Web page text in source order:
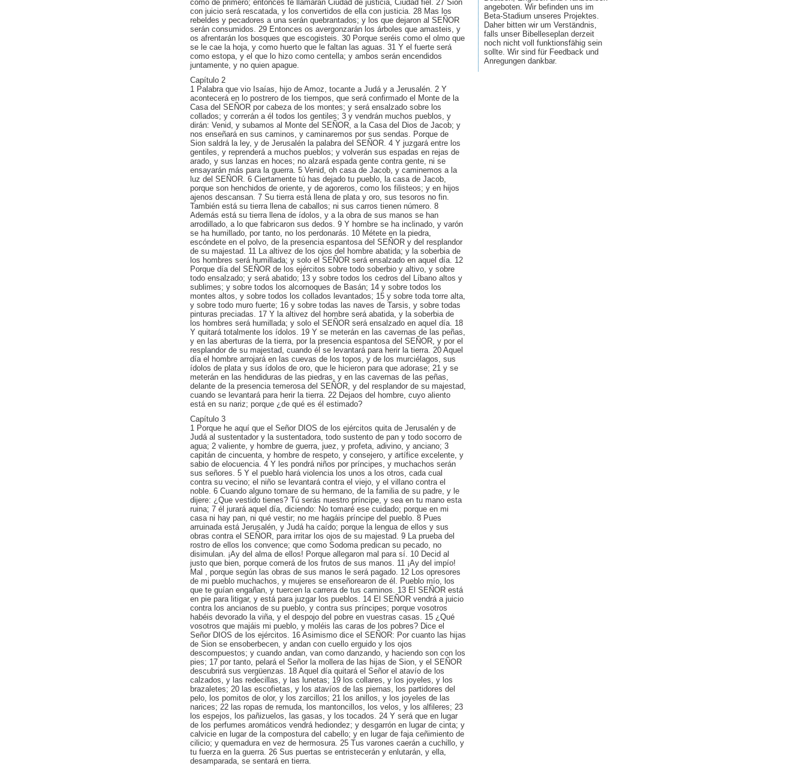
como de primero; entonces te llamarán Ciudad de justicia, Ciudad fiel. 27 Sion
con juicio será rescatada, y los convertidos de ella con justicia. 28 Mas los
rebeldes y pecadores a una serán quebrantados; y los que dejaron al SEÑOR
serán consumidos. 29 Entonces os avergonzarán los árboles que amasteis, y
os afrentarán los bosques que escogisteis. 30 Porque seréis como el olmo que
se le cae la hoja, y como huerto que le faltan las aguas. 31 Y el fuerte será
como estopa, y el que lo hizo como centella; y ambos serán encendidos
juntamente, y no quien apague.
Capítulo 2
1 Palabra que vio Isaías, hijo de Amoz, tocante a Judá y a Jerusalén. 2 Y
acontecerá en lo postrero de los tiempos, que será confirmado el Monte de la
Casa del SEÑOR por cabeza de los montes; y será ensalzado sobre los
collados; y correrán a él todos los gentiles; 3 y vendrán muchos pueblos, y
dirán: Venid, y subamos al Monte del SEÑOR, a la Casa del Dios de Jacob; y
nos enseñará en sus caminos, y caminaremos por sus sendas. Porque de
Sion saldrá la ley, y de Jerusalén la palabra del SEÑOR. 4 Y juzgará entre los
gentiles, y reprenderá a muchos pueblos; y volverán sus espadas en rejas de
arado, y sus lanzas en hoces; no alzará espada gente contra gente, ni se
ensayarán más para la guerra. 5 Venid, oh casa de Jacob, y caminemos a la
luz del SEÑOR. 6 Ciertamente tú has dejado tu pueblo, la casa de Jacob,
porque son henchidos de oriente, y de agoreros, como los filisteos; y en hijos
ajenos descansan. 7 Su tierra está llena de plata y oro, sus tesoros no fin.
También está su tierra llena de caballos; ni sus carros tienen número. 8
Además está su tierra llena de ídolos, y a la obra de sus manos se han
arrodillado, a lo que fabricaron sus dedos. 9 Y hombre se ha inclinado, y varón
se ha humillado, por tanto, no los perdonarás. 10 Métete en la piedra,
escóndete en el polvo, de la presencia espantosa del SEÑOR y del resplandor
de su majestad. 11 La altivez de los ojos del hombre abatida; y la soberbia de
los hombres será humillada; y solo el SEÑOR será ensalzado en aquel día. 12
Porque día del SEÑOR de los ejércitos sobre todo soberbio y altivo, y sobre
todo ensalzado; y será abatido; 13 y sobre todos los cedros del Líbano altos y
sublimes; y sobre todos los alcornoques de Basán; 14 y sobre todos los
montes altos, y sobre todos los collados levantados; 15 y sobre toda torre alta,
y sobre todo muro fuerte; 16 y sobre todas las naves de Tarsis, y sobre todas
pinturas preciadas. 17 Y la altivez del hombre será abatida, y la soberbia de
los hombres será humillada; y solo el SEÑOR será ensalzado en aquel día. 18
Y quitará totalmente los ídolos. 19 Y se meterán en las cavernas de las peñas,
y en las aberturas de la tierra, por la presencia espantosa del SEÑOR, y por el
resplandor de su majestad, cuando él se levantará para herir la tierra. 20 Aquel
día el hombre arrojará en las cuevas de los topos, y de los murciélagos, sus
ídolos de plata y sus ídolos de oro, que le hicieron para que adorase; 21 y se
meterán en las hendiduras de las piedras, y en las cavernas de las peñas,
delante de la presencia temerosa del SEÑOR, y del resplandor de su majestad,
cuando se levantará para herir la tierra. 22 Dejaos del hombre, cuyo aliento
está en su nariz; porque ¿de qué es él estimado?
Capítulo 3
1 Porque he aquí que el Señor DIOS de los ejércitos quita de Jerusalén y de
Judá al sustentador y la sustentadora, todo sustento de pan y todo socorro de
agua; 2 valiente, y hombre de guerra, juez, y profeta, adivino, y anciano; 3
capitán de cincuenta, y hombre de respeto, y consejero, y artífice excelente, y
sabio de elocuencia. 4 Y les pondrá niños por príncipes, y muchachos serán
sus señores. 5 Y el pueblo hará violencia los unos a los otros, cada cual
contra su vecino; el niño se levantará contra el viejo, y el villano contra el
noble. 6 Cuando alguno tomare de su hermano, de la familia de su padre, y le
dijere: ¿Que vestido tienes? Tú serás nuestro príncipe, y sea en tu mano esta
ruina; 7 él jurará aquel día, diciendo: No tomaré ese cuidado; porque en mi
casa ni hay pan, ni qué vestir; no me hagáis príncipe del pueblo. 8 Pues
arruinada está Jerusalén, y Judá ha caído; porque la lengua de ellos y sus
obras contra el SEÑOR, para irritar los ojos de su majestad. 9 La prueba del
rostro de ellos los convence; que como Sodoma predican su pecado, no
disimulan. ¡Ay del alma de ellos! Porque allegaron mal para sí. 10 Decid al
justo que bien, porque comerá de los frutos de sus manos. 11 ¡Ay del impío!
Mal , porque según las obras de sus manos le será pagado. 12 Los opresores
de mi pueblo muchachos, y mujeres se enseñorearon de él. Pueblo mío, los
que te guían engañan, y tuercen la carrera de tus caminos. 13 El SEÑOR está
en pie para litigar, y está para juzgar los pueblos. 14 El SEÑOR vendrá a juicio
contra los ancianos de su pueblo, y contra sus príncipes; porque vosotros
habéis devorado la viña, y el despojo del pobre en vuestras casas. 15 ¿Qué
vosotros que majáis mi pueblo, y moléis las caras de los pobres? Dice el
Señor DIOS de los ejércitos. 16 Asimismo dice el SEÑOR: Por cuanto las hijas
de Sion se ensoberbecen, y andan con cuello erguido y los ojos
descompuestos; y cuando andan, van como danzando, y haciendo son con los
pies; 17 por tanto, pelará el Señor la mollera de las hijas de Sion, y el SEÑOR
descubrirá sus vergüenzas. 18 Aquel día quitará el Señor el atavío de los
calzados, y las redecillas, y las lunetas; 19 los collares, y los joyeles, y los
brazaletes; 20 las escofietas, y los atavíos de las piernas, los partidores del
pelo, los pomitos de olor, y los zarcillos; 21 los anillos, y los joyeles de las
narices; 22 las ropas de remuda, los mantoncillos, los velos, y los alfileres; 23
los espejos, los pañizuelos, las gasas, y los tocados. 24 Y será que en lugar
de los perfumes aromáticos vendrá hediondez; y desgarrón en lugar de cinta; y
calvicie en lugar de la compostura del cabello; y en lugar de faja ceñimiento de
cilicio; y quemadura en vez de hermosura. 25 Tus varones caerán a cuchillo, y
tu fuerza en la guerra. 26 Sus puertas se entristecerán y enlutarán, y ella,
desamparada, se sentará en tierra.
angeboten. Wir befinden uns im
Beta-Stadium unseres Projektes.
Daher bitten wir um Verständnis,
falls unser Bibelleseplan derzeit
noch nicht voll funktionsfähig sein
sollte. Wir sind für Feedback und
Anregungen dankbar.